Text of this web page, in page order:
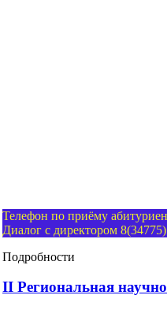
Телефон по приёму
Диалог с директором
Подробности
II Региональная